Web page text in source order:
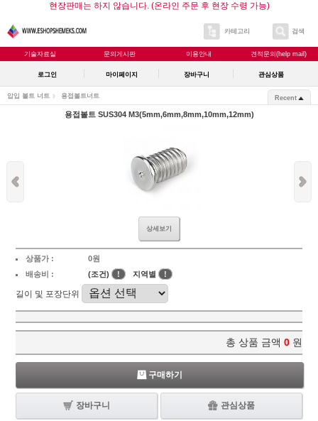
현장판매는 하지 않습니다. (온라인 주문 후 현장 수령 가능)
카테고리 검색
기술자료실 문의게시판 이용안내 견적문의(help mail)
로그인 마이페이지 장바구니 관심상품
압입 볼트 너트 용접볼트너트 Recent
용접볼트 SUS304 M3(5mm,6mm,8mm,10mm,12mm)
상세보기
상품가 :
0원
배송비 :
(조건) ! 지역별 !
길이 및 포장단위
총 상품 금액 0 원
구매하기
장바구니 관심상품